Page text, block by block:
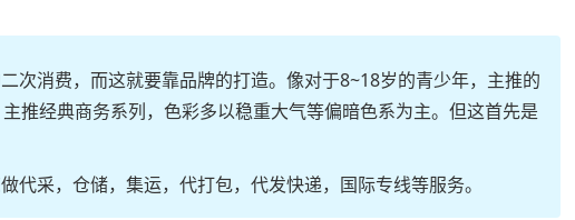
次消费，而这就要靠品牌的打造。像对于8~18岁的青少年，主推的
推经典商务系列，色彩多以稳重大气等偏暗色系为主。但这首先是
采，仓储，集运，代打包，代发快递，国际专线等服务。